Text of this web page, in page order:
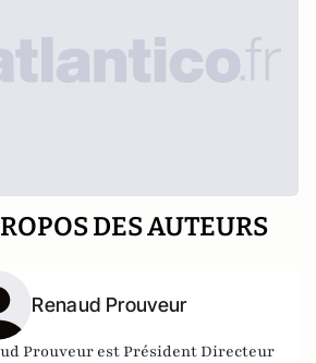
DES AUTEURS
Renaud Prouveur
Prouveur est Président Directeur